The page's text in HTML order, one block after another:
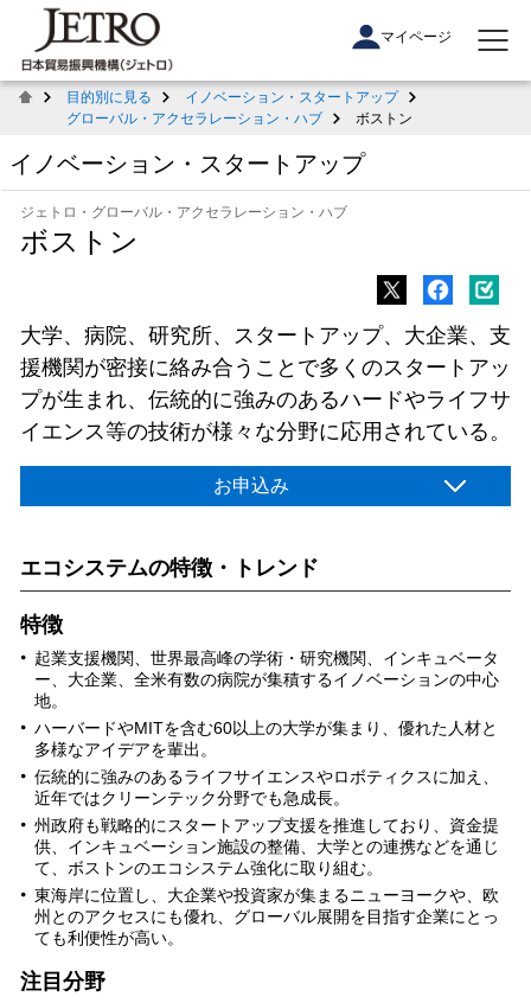
マイページ
目的別に見る
イノベーション・スタートアップ
グローバル・アクセラレーション・ハブ
ボストン
イノベーション・スタートアップ
ジェトロ・グローバル・アクセラレーション・ハブ
ボストン
大学、病院、研究所、スタートアップ、大企業、支
援機関が密接に絡み合うことで多くのスタートアッ
プが生まれ、伝統的に強みのあるハードやライフサ
イエンス等の技術が様々な分野に応用されている。
お申込み
エコシステムの特徴・トレンド
特徴
起業支援機関、世界最高峰の学術・研究機関、インキュベータ
ー、大企業、全米有数の病院が集積するイノベーションの中心
地。
ハーバードやMITを含む60以上の大学が集まり、優れた人材と
多様なアイデアを輩出。
伝統的に強みのあるライフサイエンスやロボティクスに加え、
近年ではクリーンテック分野でも急成長。
州政府も戦略的にスタートアップ支援を推進しており、資金提
供、インキュベーション施設の整備、大学との連携などを通じ
て、ボストンのエコシステム強化に取り組む。
東海岸に位置し、大企業や投資家が集まるニューヨークや、欧
州とのアクセスにも優れ、グローバル展開を目指す企業にとっ
ても利便性が高い。
注目分野